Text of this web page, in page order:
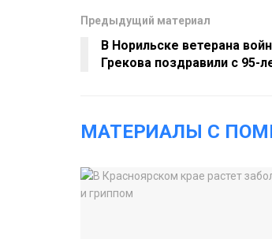
Предыдущий материал
В Норильске ветерана
Грекова поздравили с 95-
МАТЕРИАЛЫ С